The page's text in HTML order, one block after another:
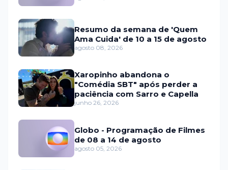
Resumo da semana de 'Quem
Ama Cuida' de 10 a 15 de agosto
agosto 08, 2026
Xaropinho abandona o
"Comédia SBT" após perder a
paciência com Sarro e Capella
junho 26, 2026
Globo - Programação de Filmes
de 08 a 14 de agosto
agosto 05, 2026